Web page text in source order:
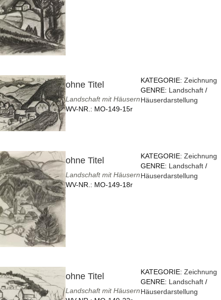
ohne Titel
Landschaft mit Häusern
WV-NR.: MO-149-15r
KATEGORIE:Zeichnung
GENRE: Landschaft /
Häuserdarstellung
ohne Titel
Landschaft mit Häusern
WV-NR.: MO-149-18r
KATEGORIE:Zeichnung
GENRE: Landschaft /
Häuserdarstellung
ohne Titel
Landschaft mit Häusern
KATEGORIE:Zeichnung
GENRE: Landschaft /
Häuserdarstellung